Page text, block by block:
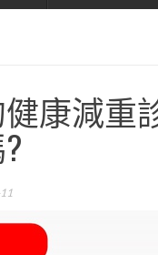
康減重